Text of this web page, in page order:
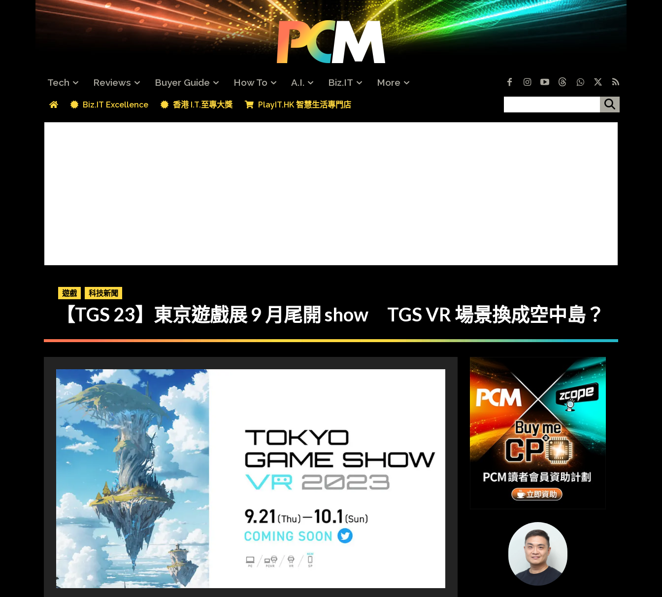
Tech Reviews Buyer Guide How To A.I. Biz.IT More
Biz.IT Excellence 香港 I.T.至專大獎 PlayIT.HK 智慧生活專門店
遊戲 科技新聞
【TGS 23】東京遊戲展 9 月尾開 show TGS VR 場景換成空中島？